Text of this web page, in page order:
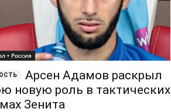
• Россия
Арсен Адамов раскрыл
новую роль в тактических
Зенита